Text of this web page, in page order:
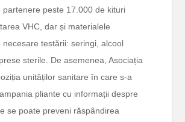
partenere peste 17.000 de kituri
VHC, dar și materialele
necesare testării: seringi, alcool
sterile. De asemenea, Asociația
unităților sanitare în care s-a
pliante cu informații despre
se poate preveni răspândirea